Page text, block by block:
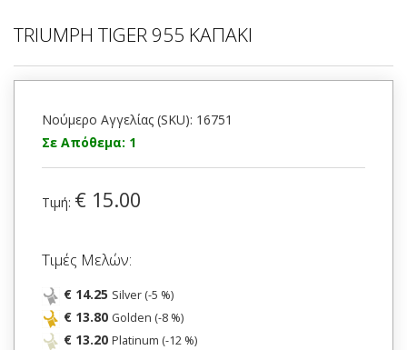
TRIUMPH TIGER 955 ΚΑΠΑΚΙ
Νούμερο Αγγελίας (SKU): 16751
Σε Απόθεμα: 1
Τιμή: € 15.00
Τιμές Μελών:
€ 14.25 Silver (-5 %)
€ 13.80 Golden (-8 %)
€ 13.20 Platinum (-12 %)